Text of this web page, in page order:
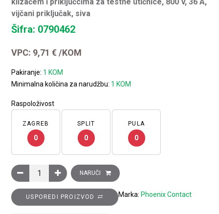
vijčani priključak, siva
Šifra: 0790462
VPC: 9,71€ /KOM
Pakiranje: 1 KOM
Minimalna količina za narudžbu: 1 KOM
Raspoloživost
ZAGREB
0
SPLIT
0
PULA
0
Rastavna redne stezaljka OTTA 6-T-P/P, s rastavnim
NARUČI
USPOREDI PROIZVOD Marka: Phoenix Contact